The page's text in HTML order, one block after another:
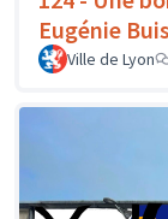
Eugénie
Ville de Lyon